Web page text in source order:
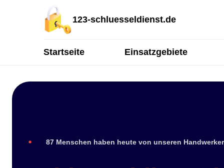
123-schluesseldienst.de
Startseite Einsatzgebiete
87 Menschen haben heute von unseren